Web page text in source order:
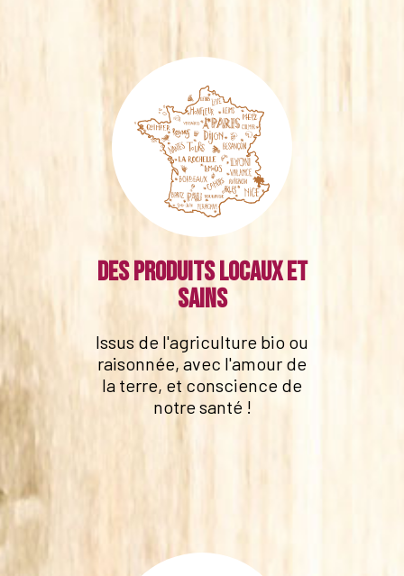
Des produits locaux et
sains
Issus de l'agriculture bio ou
raisonnée, avec l'amour de
la terre, et conscience de
notre santé !